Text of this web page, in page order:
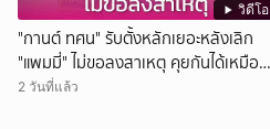
วิดีโอ
"กานต์ ทศน" รับตั้งหลักเยอะหลังเลิก
"แพมมี่" ไม่ขอลงสาเหตุ คุยกันได้เหมือน
เดิม
2 วันที่แล้ว